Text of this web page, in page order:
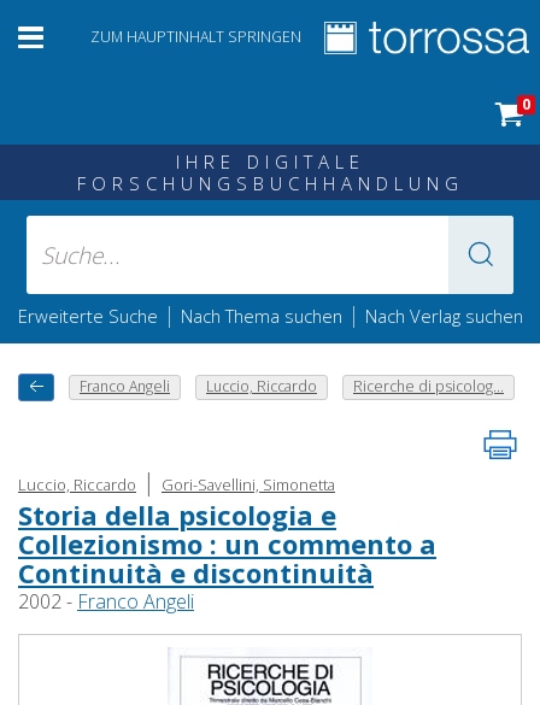
ZUM HAUPTINHALT SPRINGEN
0
IHRE DIGITALE
FORSCHUNGSBUCHHANDLUNG
Erweiterte Suche | Nach Thema suchen | Nach Verlag suchen
Franco Angeli Luccio, Riccardo Ricerche di psicolog...
Luccio, Riccardo | Gori-Savellini, Simonetta
Storia della psicologia e
Collezionismo : un commento a
Continuità e discontinuità
2002 - Franco Angeli